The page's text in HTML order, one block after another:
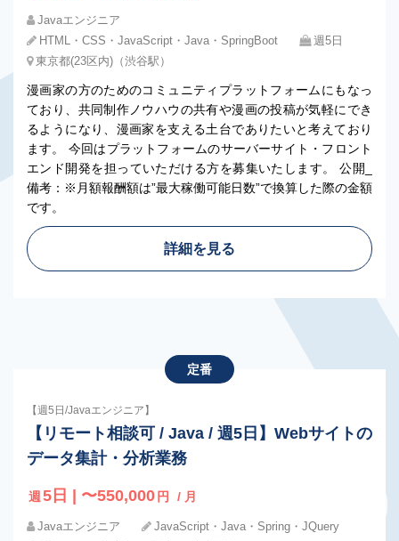
Javaエンジニア
HTML・CSS・JavaScript・Java・SpringBoot
週5日
東京都(23区内)（渋谷駅）
漫画家の方のためのコミュニティプラットフォームにもなっ
ており、共同制作ノウハウの共有や漫画の投稿が気軽にでき
るようになり、漫画家を支える土台でありたいと考えており
ます。 今回はプラットフォームのサーバーサイト・フロント
エンド開発を担っていただける方を募集いたします。 公開_
備考：※月額報酬額は”最大稼働可能日数”で換算した際の金額
です。
詳細を見る
定番
【週5日/Javaエンジニア】
【リモート相談可 / Java / 週5日】Webサイトの
データ集計・分析業務
週 5日 | 〜550,000 円 / 月
Javaエンジニア
JavaScript・Java・Spring・JQuery